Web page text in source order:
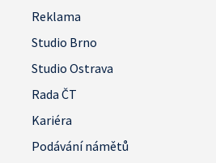
Reklama
Studio Brno
Studio Ostrava
Rada ČT
Kariéra
Podávání námětů